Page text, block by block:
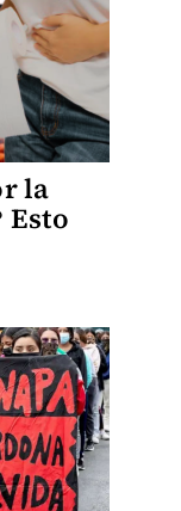
la
Esto